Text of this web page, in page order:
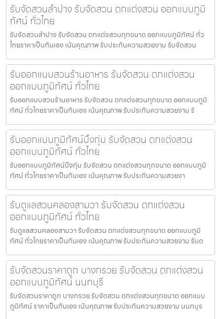
รับจัดสวนลำปาง รับจัดสวน ตกแต่งสวน ออกแบบภูมิ
ทัศน์ ทั่วไทย
รับจัดสวนลำปาง รับจัดสวน ตกแต่งสวนทุกขนาด ออกแบบภูมิทัศน์ ทั่ว
ไทยราคาเป็นกันเอง เน้นคุณภาพ รับประกันความสวยงาม รับจัดสวน
รับออกแบบสวนร้านอาหาร รับจัดสวน ตกแต่งสวน
ออกแบบภูมิทัศน์ ทั่วไทย
รับออกแบบสวนร้านอาหาร รับจัดสวน ตกแต่งสวนทุกขนาด ออกแบบภูมิ
ทัศน์ ทั่วไทยราคาเป็นกันเอง เน้นคุณภาพ รับประกันความสวยงาม รั
รับออกแบบภูมิทัศน์บึงกุ่ม รับจัดสวน ตกแต่งสวน
ออกแบบภูมิทัศน์ ทั่วไทย
รับออกแบบภูมิทัศน์บึงกุ่ม รับจัดสวน ตกแต่งสวนทุกขนาด ออกแบบภูมิ
ทัศน์ ทั่วไทยราคาเป็นกันเอง เน้นคุณภาพ รับประกันความสวยงา
รับดูแลสวนคลองสามวา รับจัดสวน ตกแต่งสวน
ออกแบบภูมิทัศน์ ทั่วไทย
รับดูแลสวนคลองสามวา รับจัดสวน ตกแต่งสวนทุกขนาด ออกแบบภูมิ
ทัศน์ ทั่วไทยราคาเป็นกันเอง เน้นคุณภาพ รับประกันความสวยงาม รับด
รับจัดสวนราคาถูก บางกรวย รับจัดสวน ตกแต่งสวน
ออกแบบภูมิทัศน์ นนทบุรี
รับจัดสวนราคาถูก บางกรวย รับจัดสวน ตกแต่งสวนทุกขนาด ออกแบบ
ภูมิทัศน์ ราคาเป็นกันเอง เน้นคุณภาพ รับประกันความสวยงาม นนทบุร